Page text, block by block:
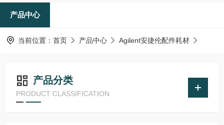
产品中心
当前位置： 首页 产品中心 Agilent安捷伦配件耗材
产品分类
PRODUCT CLASSIFICATION